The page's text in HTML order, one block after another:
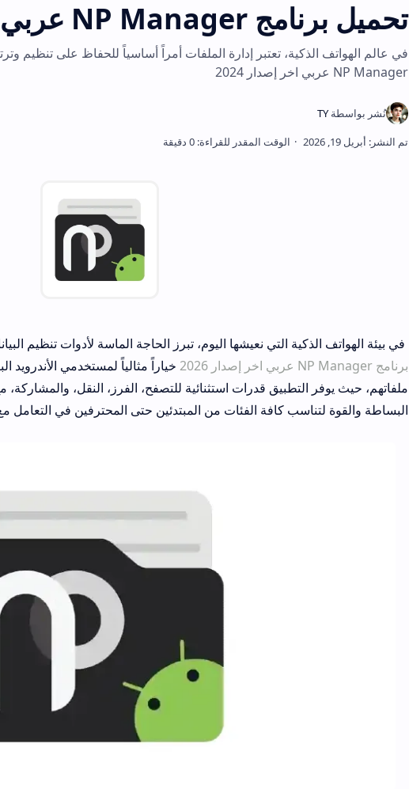
تحميل برنامج NP Manager عربي اخر إصدار 2026
في عالم الهواتف الذكية، تعتبر إدارة الملفات أمراً أساسياً للحفاظ على تنظيم
NP Manager عربي اخر إصدار 2024
في بيئة الهواتف الذكية التي نعيشها اليوم، تبرز الحاجة الماسة لأدوات تنظيم
برنامج NP Manager عربي اخر إصدار 2026
خياراً مثالياً لمستخدمي
ملفاتهم، حيث يوفر التطبيق قدرات استثنائية للتصفح، الفرز، النقل،
البساطة والقوة لتناسب كافة الفئات من المبتدئين حتى المحترفين في التعامل